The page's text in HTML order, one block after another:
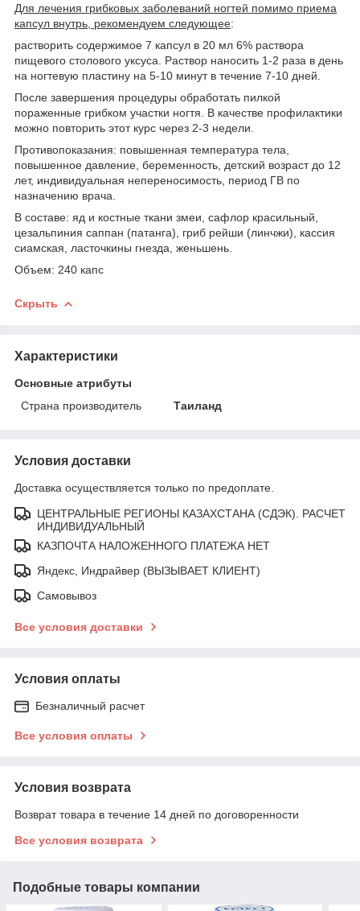
Для лечения грибковых заболеваний ногтей помимо приема
капсул внутрь, рекомендуем следующее:
растворить содержимое 7 капсул в 20 мл 6% раствора
пищевого столового уксуса. Раствор наносить 1-2 раза в день
на ногтевую пластину на 5-10 минут в течение 7-10 дней.
После завершения процедуры обработать пилкой
пораженные грибком участки ногтя. В качестве профилактики
можно повторить этот курс через 2-3 недели.
Противопоказания: повышенная температура тела,
повышенное давление, беременность, детский возраст до 12
лет, индивидуальная непереносимость, период ГВ по
назначению врача.
В составе: яд и костные ткани змеи, сафлор красильный,
цезальпиния саппан (патанга), гриб рейши (линчжи), кассия
сиамская, ласточкины гнезда, женьшень.
Объем: 240 капс
Скрыть
Характеристики
Основные атрибуты
Страна производитель
Таиланд
Условия доставки
Доставка осуществляется только по предоплате.
ЦЕНТРАЛЬНЫЕ РЕГИОНЫ КАЗАХСТАНА (СДЭК). РАСЧЕТ
ИНДИВИДУАЛЬНЫЙ
КАЗПОЧТА НАЛОЖЕННОГО ПЛАТЕЖА НЕТ
Яндекс, Индрайвер (ВЫЗЫВАЕТ КЛИЕНТ)
Самовывоз
Все условия доставки
Условия оплаты
Безналичный расчет
Все условия оплаты
Условия возврата
Возврат товара в течение 14 дней по договоренности
Все условия возврата
Подобные товары компании